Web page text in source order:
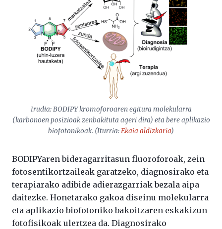
Irudia: BODIPY kromoforoaren egitura molekularra
(karbonoen posizioak zenbakituta ageri dira) eta bere aplikazio
biofotonikoak. (Iturria:Ekaia aldizkaria)
BODIPYaren bideragarritasun fluoroforoak, zein
fotosentikortzaileak garatzeko, diagnosirako eta
terapiarako adibide adierazgarriak bezala aipa
daitezke. Honetarako gakoa diseinu molekularra
eta aplikazio biofotoniko bakoitzaren eskakizun
fotofisikoak ulertzea da. Diagnosirako